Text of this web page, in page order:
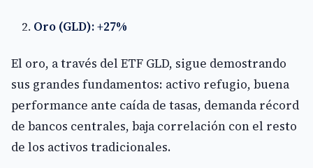
Oro (GLD): +27%
El oro, a través del ETF GLD, sigue demostrando
sus grandes fundamentos: activo refugio, buena
performance ante caída de tasas, demanda récord
de bancos centrales, baja correlación con el resto
de los activos tradicionales.